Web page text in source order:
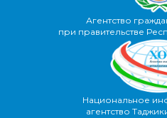
Агентство
при правительстве
Национальное
агентство